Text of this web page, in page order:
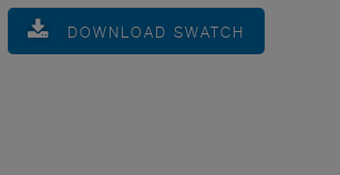
DOWNLOAD SWATCH